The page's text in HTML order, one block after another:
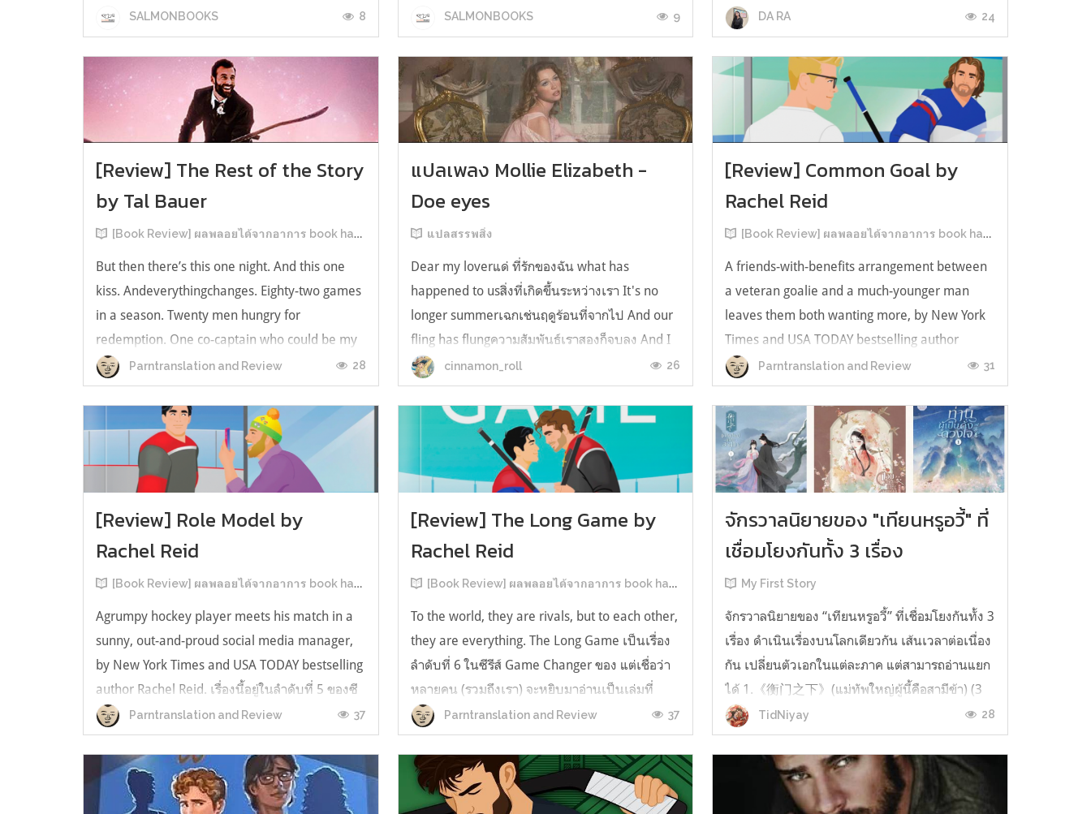
SALMONBOOKS 8 SALMONBOOKS 9
หัว 💡ไอเดียไม่ตัน ยิ่งทำงานสาย Content แนะนำ
ว่าควรมี ชอบตรงที่ไม่มีกลิ่นคาวเลย กินง่ายสุด
ตั้งแต่เคยกินน้ำมันปลามาเลย ใครที่เคยกิ...
DA RA 24
[Review] The Rest of the Story
by Tal Bauer
[Book Review] ผลพลอยได้จากอาการ book hangover หลังอ่านสารพัน MM Romance
But then there’s this one night. And this one
kiss. Andeverythingchanges. Eighty-two games
in a season. Twenty men hungry for
redemption. One co-captain who could be my
forever. This is the rest of the story. หลังอ่าน
แบบฟีลกู้ดติดๆ กันแล้ว เลยอยากได้ความแสบ
ทรวงในชีวิตบ้าง (หาเรื่อง!) เล่มนี้คู่หูเอ...
Parntranslation and Review 28
แปลเพลง Mollie Elizabeth -
Doe eyes
แปลสรรพสิ่ง
Dear my loverแด่ ที่รักของฉัน what has
happened to usสิ่งที่เกิดขึ้นระหว่างเรา It's no
longer summerเฉกเช่นฤดูร้อนที่จากไป And our
fling has flungความสัมพันธ์เราสองก็จบลง And I
still spin your recordsแต่ฉันยังเล่นเพลงโปรดของ
คุณบนแผ่นเสียงไวนิล And You still feel like
homeในใจฉัน ตัวตนคุณก็ยังอบอ...
cinnamon_roll 26
[Review] Common Goal by
Rachel Reid
[Book Review] ผลพลอยได้จากอาการ book hangover หลังอ่านสารพัน MM Romance
A friends-with-benefits arrangement between
a veteran goalie and a much-younger man
leaves them both wanting more, by New York
Times and USA TODAY bestselling author
Rachel Reid. เป็นเรื่องลำดับที่ 4ในซีรีส์ Game
Changer และเป็นเล่มที่ 4 ที่เราหยิบมาอ่าน ใน
ที่สุดลำดับเรื่องกับลำดับที่หยิบอ่านก็ตรงกั...
Parntranslation and Review 31
[Review] Role Model by
Rachel Reid
[Book Review] ผลพลอยได้จากอาการ book hangover หลังอ่านสารพัน MM Romance
Agrumpy hockey player meets his match in a
sunny, out-and-proud social media manager,
by New York Times and USA TODAY bestselling
author Rachel Reid. เรื่องนี้อยู่ในลำดับที่ 5 ของซี
รีส์ Game Changer แต่เป็นเรื่องที่ 3 ที่เราหยิบมา
อ่าน เพราะเห็นว่าเป็นเรื่องในไทม์ไลน์เดียวกันกับ
TheLong Game ประกอบกั...
Parntranslation and Review 37
[Review] The Long Game by
Rachel Reid
[Book Review] ผลพลอยได้จากอาการ book hangover หลังอ่านสารพัน MM Romance
To the world, they are rivals, but to each other,
they are everything. The Long Game เป็นเรื่อง
ลำดับที่ 6 ในซีรีส์ Game Changer ของ แต่เชื่อว่า
หลายคน (รวมถึงเรา) จะหยิบมาอ่านเป็นเล่มที่
2หลังจากอ่าน Heated Rivalry มา555 เรื่องย่อ:
The Long Game เล่ม Long Game นี่จะเป็น
ประมาณ2 ปีหลังจาก HR จะดำเนินเ...
Parntranslation and Review 37
จักรวาลนิยายของ "เทียนหรูอวี้" ที่
เชื่อมโยงกันทั้ง 3 เรื่อง
My First Story
จักรวาลนิยายของ “เทียนหรูอวี้” ที่เชื่อมโยงกันทั้ง 3
เรื่อง ดำเนินเรื่องบนโลกเดียวกัน เส้นเวลาต่อเนื่อง
กัน เปลี่ยนตัวเอกในแต่ละภาค แต่สามารถอ่านแยก
ได้ 1.《衡门之下》(แม่ทัพใหญ่ผู้นี้คือสามีข้า) (3
เล่มจบ) เป็นเรื่องที่เกิดก่อน เล่าเรื่องของ ฝูถิง กับ
หลี่ชีฉือ ที่ต้องแต่งงานกันก่อนจะใช้ชีวิตห่างไกล
TidNiyay 28